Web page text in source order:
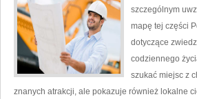
szczególnym
mapę tej części
dotyczące
codziennego
szukać miejsc z
znanych atrakcji, ale pokazuje również lokalne